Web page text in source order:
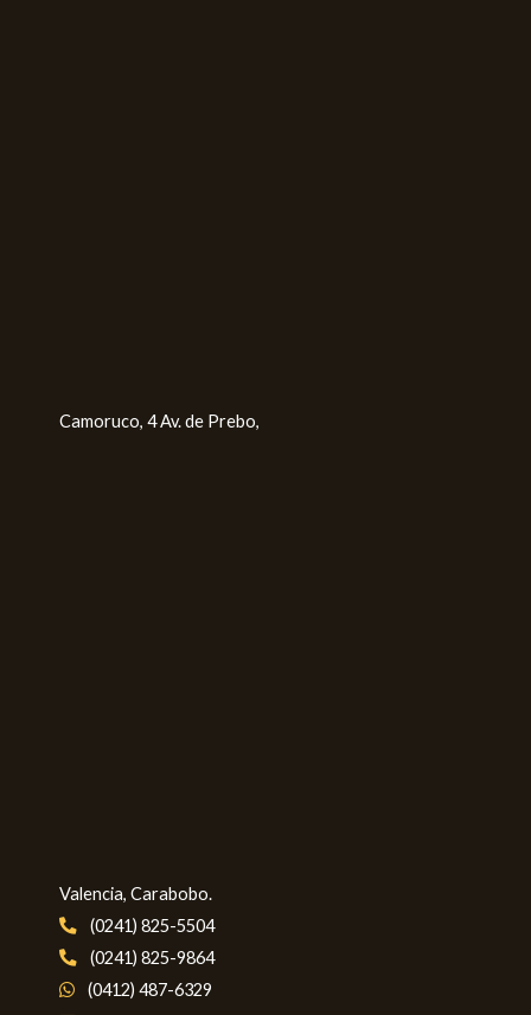
Camoruco, 4 Av. de Prebo,
Valencia, Carabobo.
(0241) 825-5504
(0241) 825-9864
(0412) 487-6329